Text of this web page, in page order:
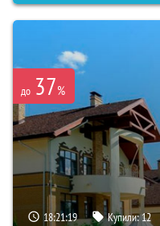
до 37%
18:21:18 Купили:12